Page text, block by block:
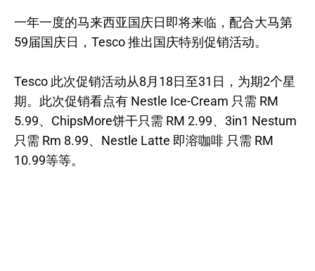
一年一度的马来西亚国庆日即将来临，配合大马第
59届国庆日，Tesco 推出国庆特别促销活动。
Tesco 此次促销活动从8月18日至31日，为期2个星
期。此次促销看点有 Nestle Ice-Cream 只需 RM
5.99、ChipsMore饼干只需 RM 2.99、3in1 Nestum
只需 Rm 8.99、Nestle Latte 即溶咖啡 只需 RM
10.99等等。